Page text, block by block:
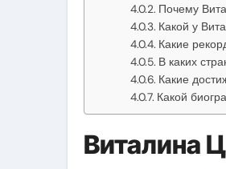
Почему
Какой у
Какие
В каких
Какие
Какой
Виталина